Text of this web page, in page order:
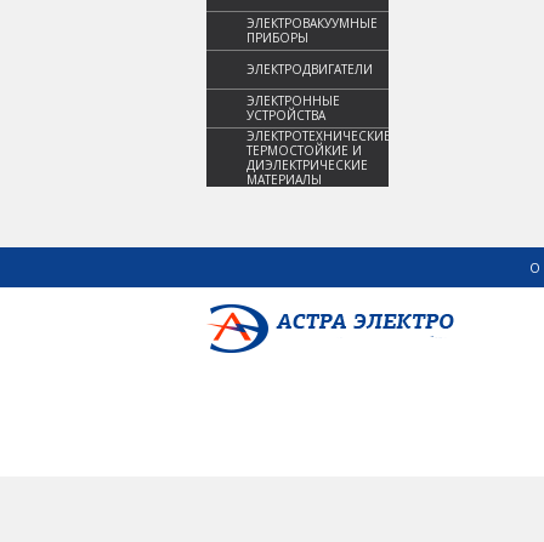
ЭЛЕКТРОВАКУУМНЫЕ
ПРИБОРЫ
ЭЛЕКТРОДВИГАТЕЛИ
ЭЛЕКТРОННЫЕ
УСТРОЙСТВА
ЭЛЕКТРОТЕХНИЧЕСКИЕ,
ТЕРМОСТОЙКИЕ И
ДИЭЛЕКТРИЧЕСКИЕ
МАТЕРИАЛЫ